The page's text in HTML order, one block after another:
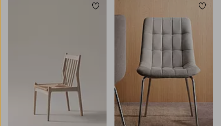
Lisää suosikkeihin Lisää